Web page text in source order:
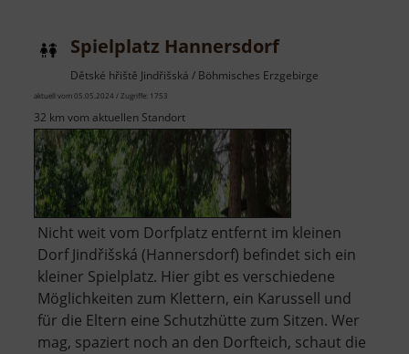
Spielplatz Hannersdorf
Dětské hřiště Jindřišská / Böhmisches Erzgebirge
aktuell vom 05.05.2024 / Zugriffe: 1753
32 km vom aktuellen Standort
Nicht weit vom Dorfplatz entfernt im kleinen
Dorf Jindřišská (Hannersdorf) befindet sich ein
kleiner Spielplatz. Hier gibt es verschiedene
Möglichkeiten zum Klettern, ein Karussell und
für die Eltern eine Schutzhütte zum Sitzen. Wer
mag, spaziert noch an den Dorfteich, schaut die